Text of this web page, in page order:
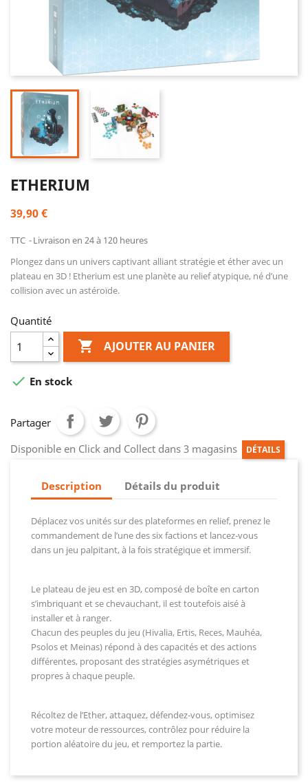
ETHERIUM
39,90 €
TTC
Livraison en 24 à 120 heures
Plongez dans un univers captivant alliant stratégie et éther avec un
plateau en 3D ! Etherium est une planète au relief atypique, né d’une
collision avec un astéroïde.
Quantité
 AJOUTER AU PANIER
 En stock
Partager
Disponible en Click and Collect dans 3 magasins
DÉTAILS
Description Détails du produit
Déplacez vos unités sur des plateformes en relief, prenez le
commandement de l’une des six factions et lancez-vous
dans un jeu palpitant, à la fois stratégique et immersif.
Le plateau de jeu est en 3D, composé de boîte en carton
s’imbriquant et se chevauchant, il est toutefois aisé à
installer et à ranger.
Chacun des peuples du jeu (Hivalia, Ertis, Reces, Mauhéa,
Psolos et Meinas) répond à des capacités et des actions
différentes, proposant des stratégies asymétriques et
propres à chaque peuple.
Récoltez de l’Ether, attaquez, défendez-vous, optimisez
votre moteur de ressources, contrôlez pour réduire la
portion aléatoire du jeu, et remportez la partie.